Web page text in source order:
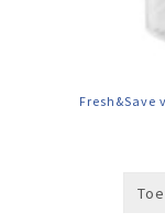
Fresh&Save